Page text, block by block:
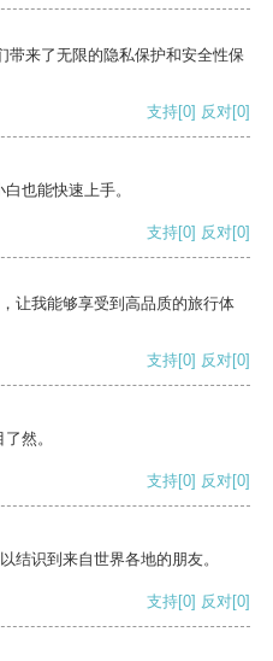
带来了无限的隐私保护和安全性保
支持[0] 反对[0]
也能快速上手。
支持[0] 反对[0]
让我能够享受到高品质的旅行体
支持[0] 反对[0]
然。
支持[0] 反对[0]
结识到来自世界各地的朋友。
支持[0] 反对[0]